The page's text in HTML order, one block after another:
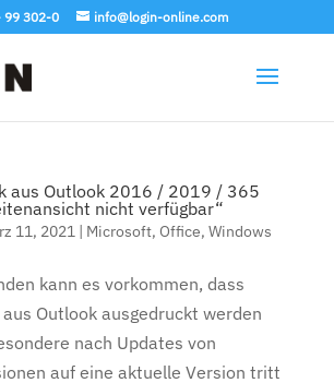
99 302-0 info@login-online.com
aus Outlook 2016 / 2019 / 365
nicht verfügbar“
11, 2021| Microsoft, Office, Windows
kann es vorkommen, dass
Outlook ausgedruckt werden
nach Updates von
auf eine aktuelle Version tritt